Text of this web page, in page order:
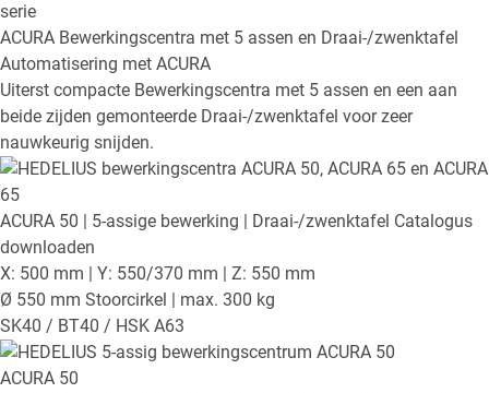
ACURA Bewerkingscentra met 5 assen en Draai-/zwenktafel
Automatisering met ACURA
Uiterst compacte Bewerkingscentra met 5 assen en een aan
beide zijden gemonteerde Draai-/zwenktafel voor zeer
nauwkeurig snijden.
ACURA 50 | 5-assige bewerking | Draai-/zwenktafel Catalogus
downloaden
X: 500 mm | Y: 550/370 mm | Z: 550 mm
Ø 550 mm Stoorcirkel | max. 300 kg
SK40 / BT40 / HSK A63
ACURA 50